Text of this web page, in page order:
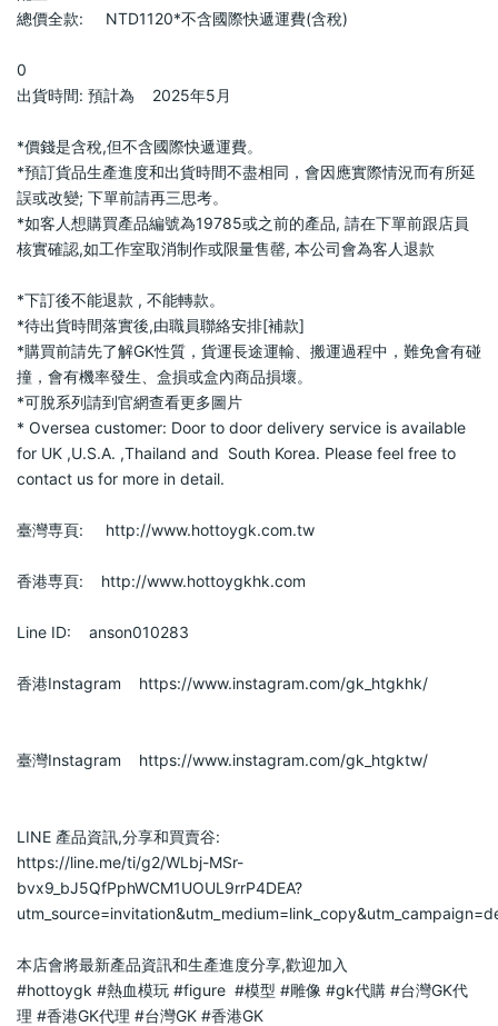
總價全款:     NTD1120*不含國際快遞運費(含稅)
0
出貨時間: 預計為    2025年5月
*價錢是含稅,但不含國際快遞運費。
*預訂貨品生產進度和出貨時間不盡相同，會因應實際情況而有所延
誤或改變; 下單前請再三思考。
*如客人想購買產品編號為19785或之前的產品, 請在下單前跟店員
核實確認,如工作室取消制作或限量售罄, 本公司會為客人退款
*下訂後不能退款 , 不能轉款。
*待出貨時間落實後,由職員聯絡安排[補款]
*購買前請先了解GK性質，貨運長途運輸、搬運過程中，難免會有碰
撞，會有機率發生、盒損或盒內商品損壞。
*可脫系列請到官網查看更多圖片
* Oversea customer: Door to door delivery service is available
for UK ,U.S.A. ,Thailand and  South Korea. Please feel free to
contact us for more in detail.
臺灣専頁:     http://www.hottoygk.com.tw
香港専頁:    http://www.hottoygkhk.com
Line ID:    anson010283
香港Instagram    https://www.instagram.com/gk_htgkhk/
臺灣Instagram    https://www.instagram.com/gk_htgktw/
LINE 產品資訊,分享和買賣谷:
https://line.me/ti/g2/WLbj-MSr-
bvx9_bJ5QfPphWCM1UOUL9rrP4DEA?
本店會將最新產品資訊和生產進度分享,歡迎加入
#hottoygk #熱血模玩 #figure #模型 #雕像 #gk代購 #台灣GK代
理 #香港GK代理 #台灣GK #香港GK